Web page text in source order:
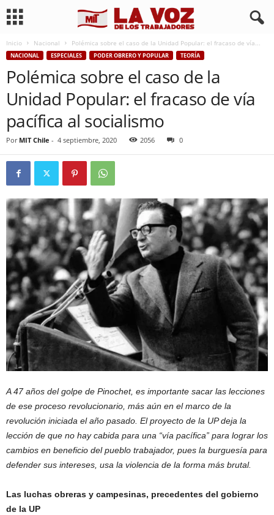
Inicio Nacional Polémica sobre el caso de la Unidad Popular: el fracaso de vía...
NACIONAL ESPECIALES PODER OBRERO Y POPULAR TEORÍA
Polémica sobre el caso de la
Unidad Popular: el fracaso de vía
pacífica al socialismo
Por MIT Chile - 4 septiembre, 2020 2056 0
A 47 años del golpe de Pinochet, es importante sacar las lecciones
de ese proceso revolucionario, más aún en el marco de la
revolución iniciada el año pasado. El proyecto de la UP deja la
lección de que no hay cabida para una “vía pacífica” para lograr los
cambios en beneficio del pueblo trabajador, pues la burguesía para
defender sus intereses, usa la violencia de la forma más brutal.
Las luchas obreras y campesinas, precedentes del gobierno
de la UP